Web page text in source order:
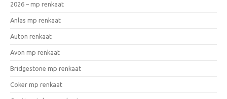
2026 – mp renkaat
Anlas mp renkaat
Auton renkaat
Avon mp renkaat
Bridgestone mp renkaat
Coker mp renkaat